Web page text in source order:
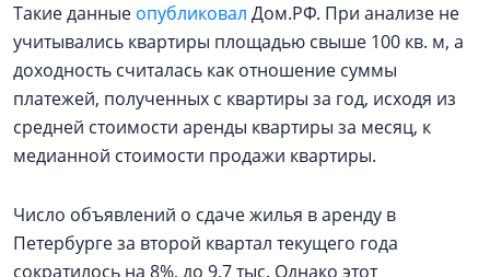
Такие данные опубликовал Дом.РФ. При анализе не
учитывались квартиры площадью свыше 100 кв. м, а
доходность считалась как отношение суммы
платежей, полученных с квартиры за год, исходя из
средней стоимости аренды квартиры за месяц, к
медианной стоимости продажи квартиры.
Число объявлений о сдаче жилья в аренду в
Петербурге за второй квартал текущего года
сократилось на 8%, до 9,7 тыс. Однако этот